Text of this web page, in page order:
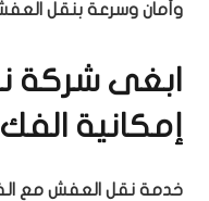
وأمان وسرعة بنقل
ابغى
إمكانية
خدمة نقل العفش مع